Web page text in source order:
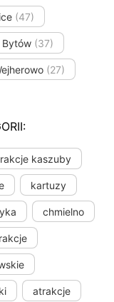
(47)
Bytów (37)
(27)
kaszuby
kartuzy
chmielno
atrakcje